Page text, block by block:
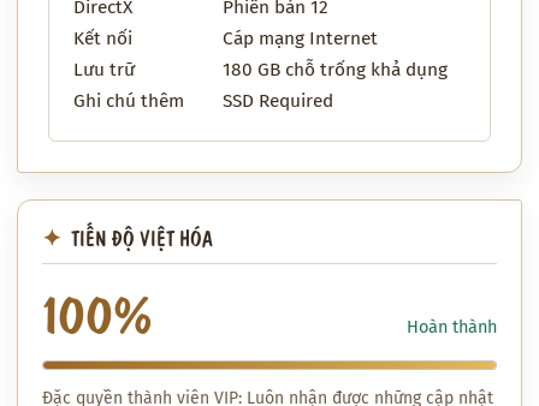
DirectX
Phiên bản 12
Kết nối
Cáp mạng Internet
Lưu trữ
180 GB chỗ trống khả dụng
Ghi chú thêm
SSD Required
TIẾN ĐỘ VIỆT HÓA
100% Hoàn thành
Đặc quyền thành viên VIP: Luôn nhận được những cập nhật